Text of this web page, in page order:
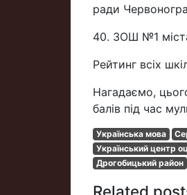
ради
40. ЗОШ №1
Рейтинг всіх
Нагадаємо,
балів під час
Українська мова
Український центр
Дрогобицький район
Related